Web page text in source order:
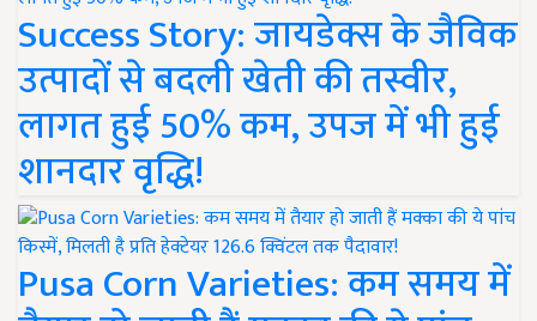
Success Story: जायडेक्स के जैविक
उत्पादों से बदली खेती की तस्वीर,
लागत हुई 50% कम, उपज में भी हुई
शानदार वृद्धि!
Pusa Corn Varieties: कम समय में